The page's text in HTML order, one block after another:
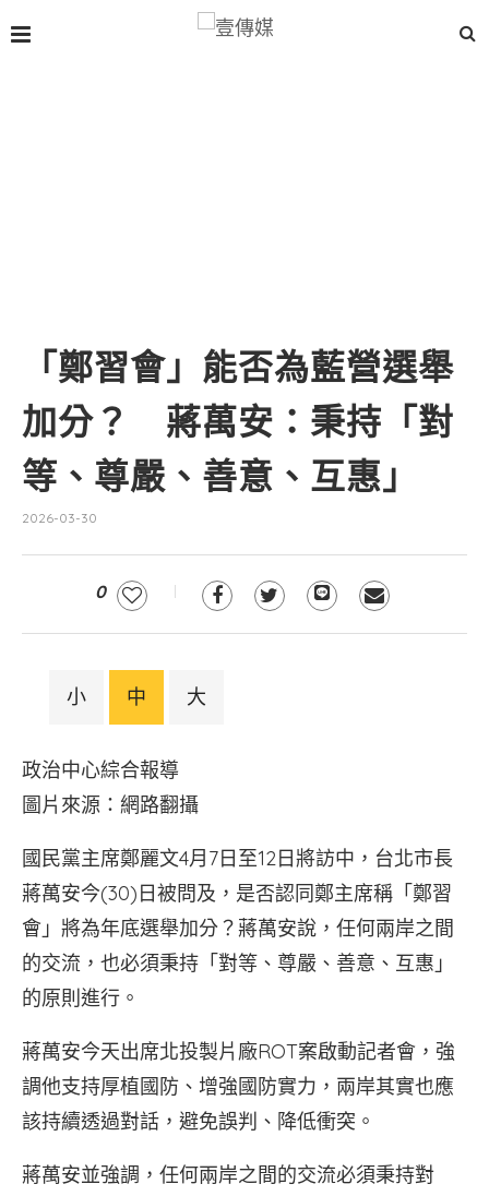
「鄭習會」能否為藍營選舉
加分？ 蔣萬安：秉持「對
等、尊嚴、善意、互惠」
2026-03-30
0
小 中 大
政治中心綜合報導
圖片來源：網路翻攝
國民黨主席鄭麗文4月7日至12日將訪中，台北市長
蔣萬安今(30)日被問及，是否認同鄭主席稱「鄭習
會」將為年底選舉加分？蔣萬安說，任何兩岸之間
的交流，也必須秉持「對等、尊嚴、善意、互惠」
的原則進行。
蔣萬安今天出席北投製片廠ROT案啟動記者會，強
調他支持厚植國防、增強國防實力，兩岸其實也應
該持續透過對話，避免誤判、降低衝突。
蔣萬安並強調，任何兩岸之間的交流必須秉持對